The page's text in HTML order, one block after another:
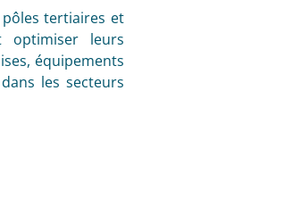
pôles tertiaires et
optimiser leurs
équipements
les secteurs